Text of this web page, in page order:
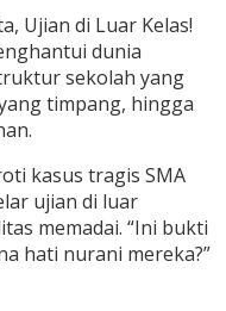
Ujian di Luar Kelas!
dunia
sekolah yang
timpang, hingga
kasus tragis SMA
ujian di luar
memadai. “Ini bukti
hati nurani mereka?”